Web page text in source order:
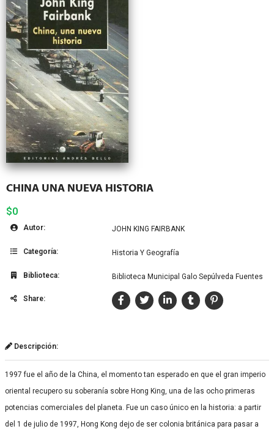
CHINA UNA NUEVA HISTORIA
$0
Autor: JOHN KING FAIRBANK
Categoría: Historia Y Geografía
Biblioteca: Biblioteca Municipal Galo Sepúlveda Fuentes
Share:
Descripción:
1997 fue el año de la China, el momento tan esperado en que el gran imperio
oriental recupero su soberanía sobre Hong King, una de las ocho primeras
potencias comerciales del planeta. Fue un caso único en la historia: a partir
del 1 de julio de 1997, Hong Kong dejo de ser colonia británica para pasar a